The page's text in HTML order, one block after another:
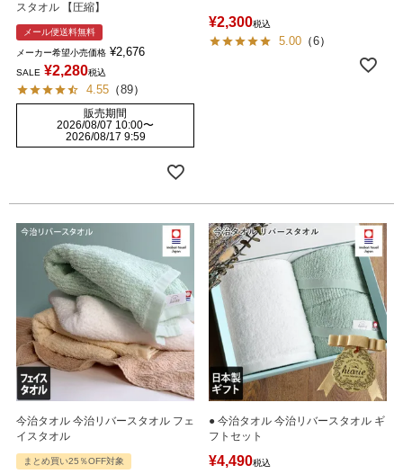
スタオル 【圧縮】
メール便送料無料
メーカー希望小売価格 ¥2,676
SALE ¥2,280税込
4.55 （89）
販売期間
2026/08/07 10:00〜
2026/08/17 9:59
¥2,300税込
5.00 （6）
今治タオル 今治リバースタオル フェ
イスタオル
まとめ買い25％OFF対象
● 今治タオル 今治リバースタオル ギ
フトセット
¥4,490税込